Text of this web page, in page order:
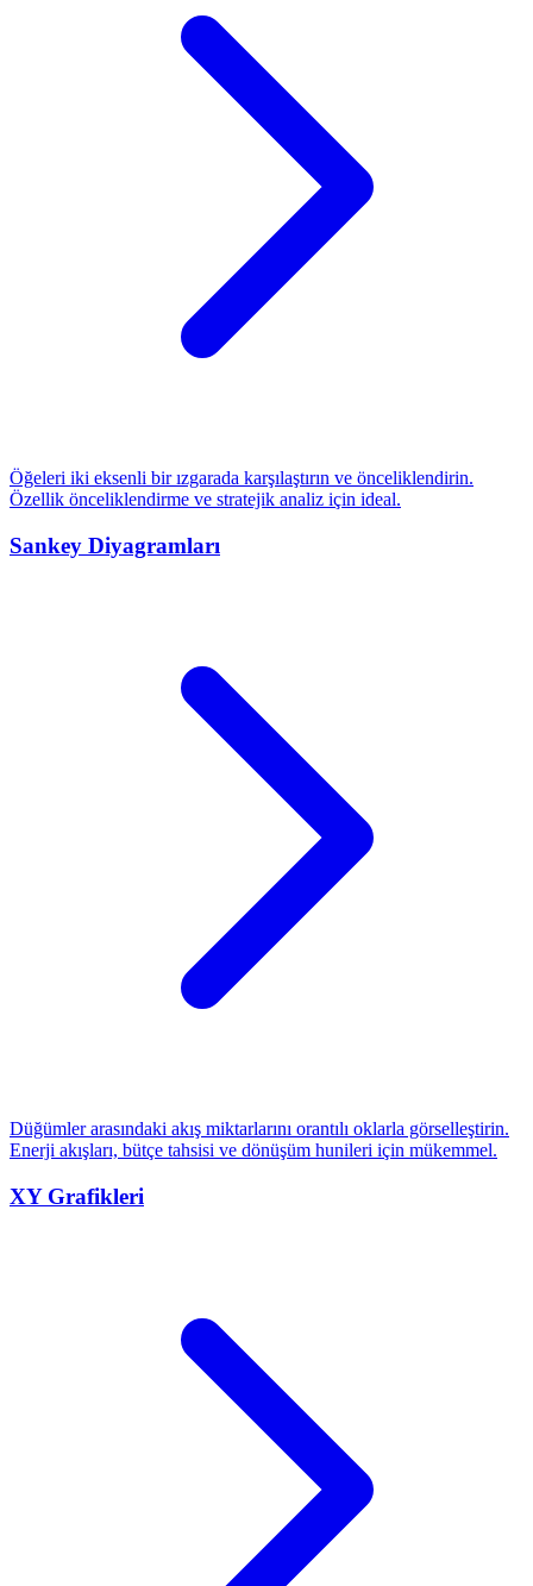
Öğeleri iki eksenli bir ızgarada karşılaştırın ve önceliklendirin.
Özellik önceliklendirme ve stratejik analiz için ideal.
Sankey Diyagramları
Düğümler arasındaki akış miktarlarını orantılı oklarla görselleştirin.
Enerji akışları, bütçe tahsisi ve dönüşüm hunileri için mükemmel.
XY Grafikleri